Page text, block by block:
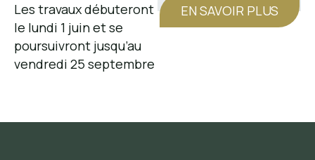
Les travaux débuteront
le lundi 1 juin et se
poursuivront jusqu’au
vendredi 25 septembre
EN SAVOIR PLUS